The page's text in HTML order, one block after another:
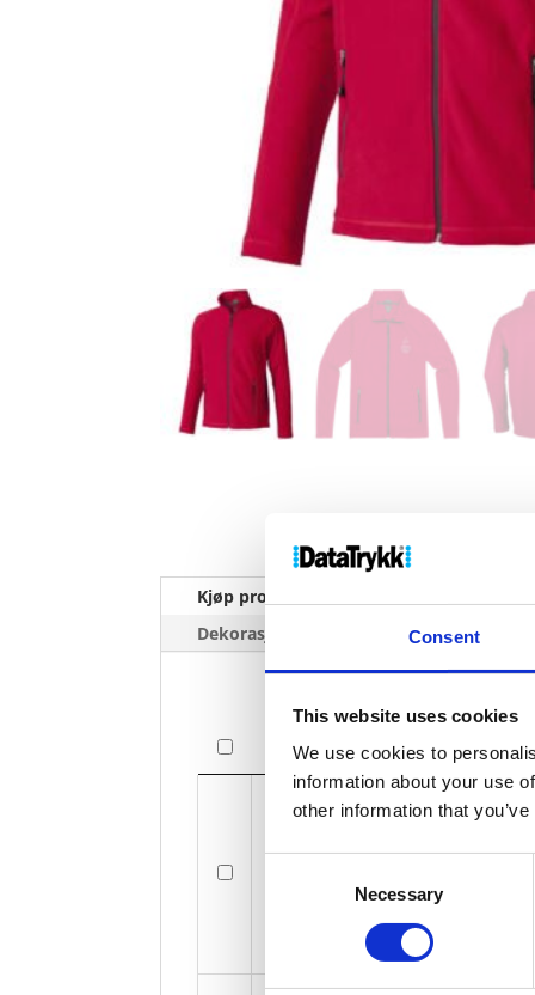
Consent
This website uses cookies
We use cookies to
information about your use
other information that
Necessary
Kjøp produkt uten print
Dekorasjonpriser
Bilde
Bilde